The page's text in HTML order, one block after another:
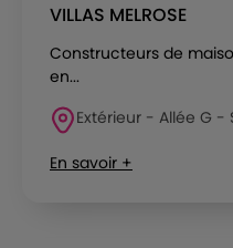
VILLAS MELROSE
Constructeurs de
en...
Extérieur - Allée G -
En savoir +